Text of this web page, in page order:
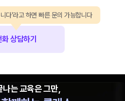
화 상담하기
다'라고 하면 빠른 문의 가능합니다
나는 교육은 그만,